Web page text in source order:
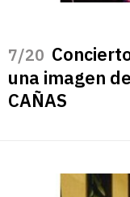
/20
una imagen
CAÑAS